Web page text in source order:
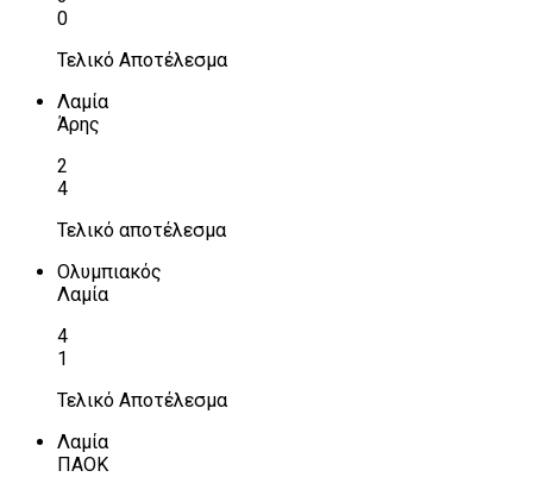
0
Τελικό Αποτέλεσμα
Λαμία
Άρης
2
4
Τελικό αποτέλεσμα
Ολυμπιακός
Λαμία
4
1
Τελικό Αποτέλεσμα
Λαμία
ΠΑΟΚ